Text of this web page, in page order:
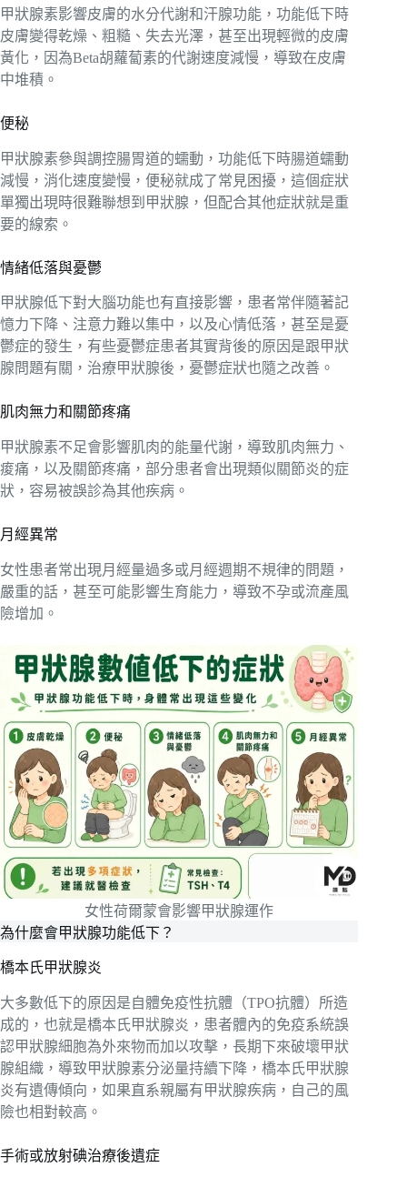
甲狀腺素影響皮膚的水分代謝和汗腺功能，功能低下時
皮膚變得乾燥、粗糙、失去光澤，甚至出現輕微的皮膚
黃化，因為Beta胡蘿蔔素的代謝速度減慢，導致在皮膚
中堆積。
便秘
甲狀腺素參與調控腸胃道的蠕動，功能低下時腸道蠕動
減慢，消化速度變慢，便秘就成了常見困擾，這個症狀
單獨出現時很難聯想到甲狀腺，但配合其他症狀就是重
要的線索。
情緒低落與憂鬱
甲狀腺低下對大腦功能也有直接影響，患者常伴隨著記
憶力下降、注意力難以集中，以及心情低落，甚至是憂
鬱症的發生，有些憂鬱症患者其實背後的原因是跟甲狀
腺問題有關，治療甲狀腺後，憂鬱症狀也隨之改善。
肌肉無力和關節疼痛
甲狀腺素不足會影響肌肉的能量代謝，導致肌肉無力、
痠痛，以及關節疼痛，部分患者會出現類似關節炎的症
狀，容易被誤診為其他疾病。
月經異常
女性患者常出現月經量過多或月經週期不規律的問題，
嚴重的話，甚至可能影響生育能力，導致不孕或流產風
險增加。
女性荷爾蒙會影響甲狀腺運作
為什麼會甲狀腺功能低下？
橋本氏甲狀腺炎
大多數低下的原因是自體免疫性抗體（TPO抗體）所造
成的，也就是橋本氏甲狀腺炎，患者體內的免疫系統誤
認甲狀腺細胞為外來物而加以攻擊，長期下來破壞甲狀
腺組織，導致甲狀腺素分泌量持續下降，橋本氏甲狀腺
炎有遺傳傾向，如果直系親屬有甲狀腺疾病，自己的風
險也相對較高。
手術或放射碘治療後遺症